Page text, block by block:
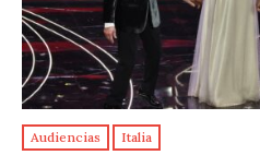
Audiencias Italia